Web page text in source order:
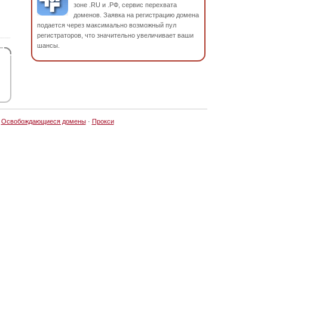
зоне .RU и .РФ, сервис перехвата
доменов. Заявка на регистрацию домена
подается через максимально возможный пул
регистраторов, что значительно увеличивает ваши
шансы.
Освобождающиеся домены· Прокси